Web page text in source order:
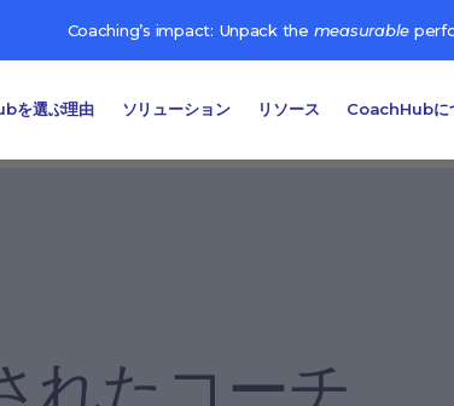
Coaching’s impact: Unpack the measurable
を選ぶ理由 ソリューション リソース CoachHubに
れたコーチ